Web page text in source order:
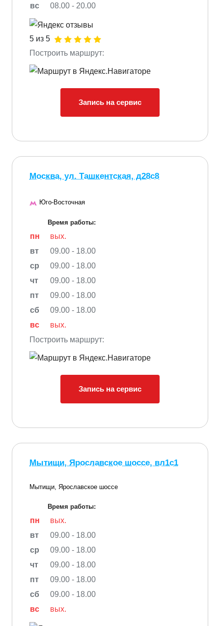
вс
08.00 - 20.00
5 из 5
Построить маршрут:
Запись на сервис
Москва, ул. Ташкентская, д28с8
Юго-Восточная
Время работы:
пн
вых.
вт
09.00 - 18.00
ср
09.00 - 18.00
чт
09.00 - 18.00
пт
09.00 - 18.00
сб
09.00 - 18.00
вс
вых.
Построить маршрут:
Запись на сервис
Мытищи, Ярославское шоссе, вл1с1
Мытищи, Ярославское шоссе
Время работы:
пн
вых.
вт
09.00 - 18.00
ср
09.00 - 18.00
чт
09.00 - 18.00
пт
09.00 - 18.00
сб
09.00 - 18.00
вс
вых.